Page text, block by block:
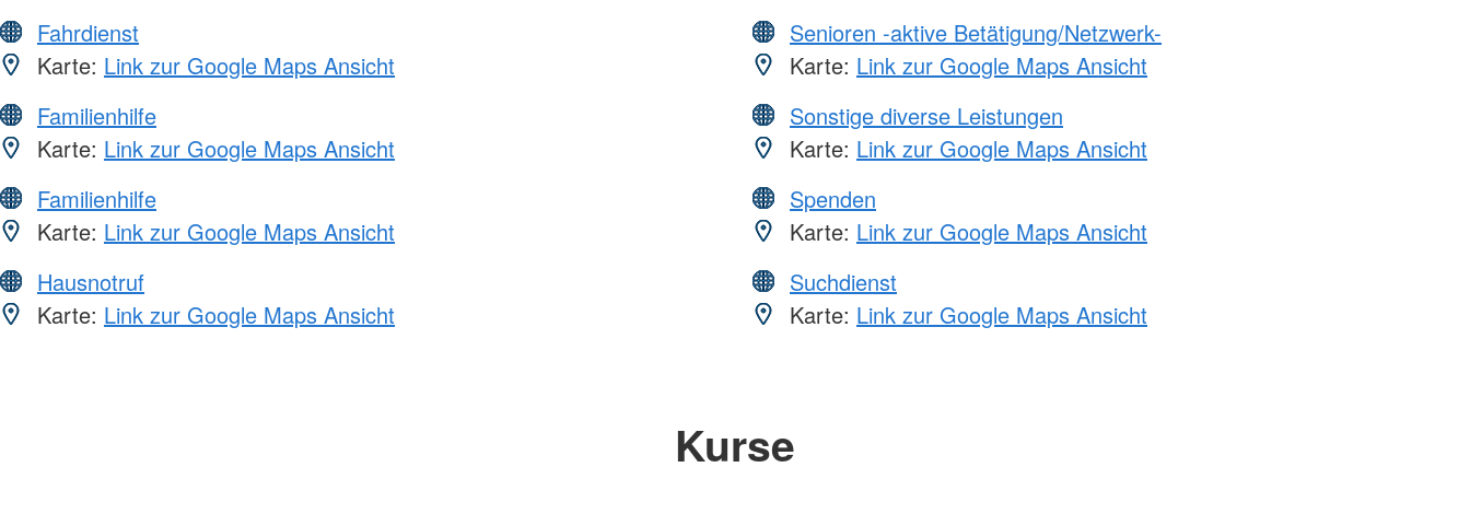
Fahrdienst
Karte: Link zur Google Maps Ansicht
Familienhilfe
Karte: Link zur Google Maps Ansicht
Familienhilfe
Karte: Link zur Google Maps Ansicht
Hausnotruf
Karte: Link zur Google Maps Ansicht
Senioren -aktive Betätigung/Netzwerk-
Karte: Link zur Google Maps Ansicht
Sonstige diverse Leistungen
Karte: Link zur Google Maps Ansicht
Spenden
Karte: Link zur Google Maps Ansicht
Suchdienst
Karte: Link zur Google Maps Ansicht
Kurse